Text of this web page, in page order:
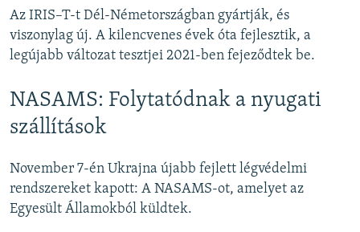
Az IRIS–T-t Dél-Németországban gyártják, és
viszonylag új. A kilencvenes évek óta fejlesztik, a
legújabb változat tesztjei 2021-ben fejeződtek be.
NASAMS: Folytatódnak a nyugati
szállítások
November 7-én Ukrajna újabb fejlett légvédelmi
rendszereket kapott: A NASAMS-ot, amelyet az
Egyesült Államokból küldtek.